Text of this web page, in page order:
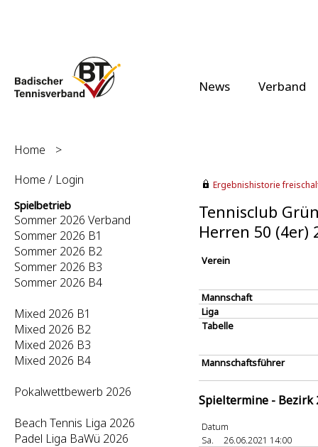
News Verband
Home
>
Home / Login
Spielbetrieb
Sommer 2026 Verband
Sommer 2026 B1
Sommer 2026 B2
Sommer 2026 B3
Sommer 2026 B4
Mixed 2026 B1
Mixed 2026 B2
Mixed 2026 B3
Mixed 2026 B4
Pokalwettbewerb 2026
Beach Tennis Liga 2026
Padel Liga BaWü 2026
Ergebnishistorie
Tennisclub
Herren 50 (4er)
Verein
Mannschaft
Liga
Tabelle
Mannschaftsführer
Spieltermine - Bezirk
Datum
Sa.
26.06.2021 14:00